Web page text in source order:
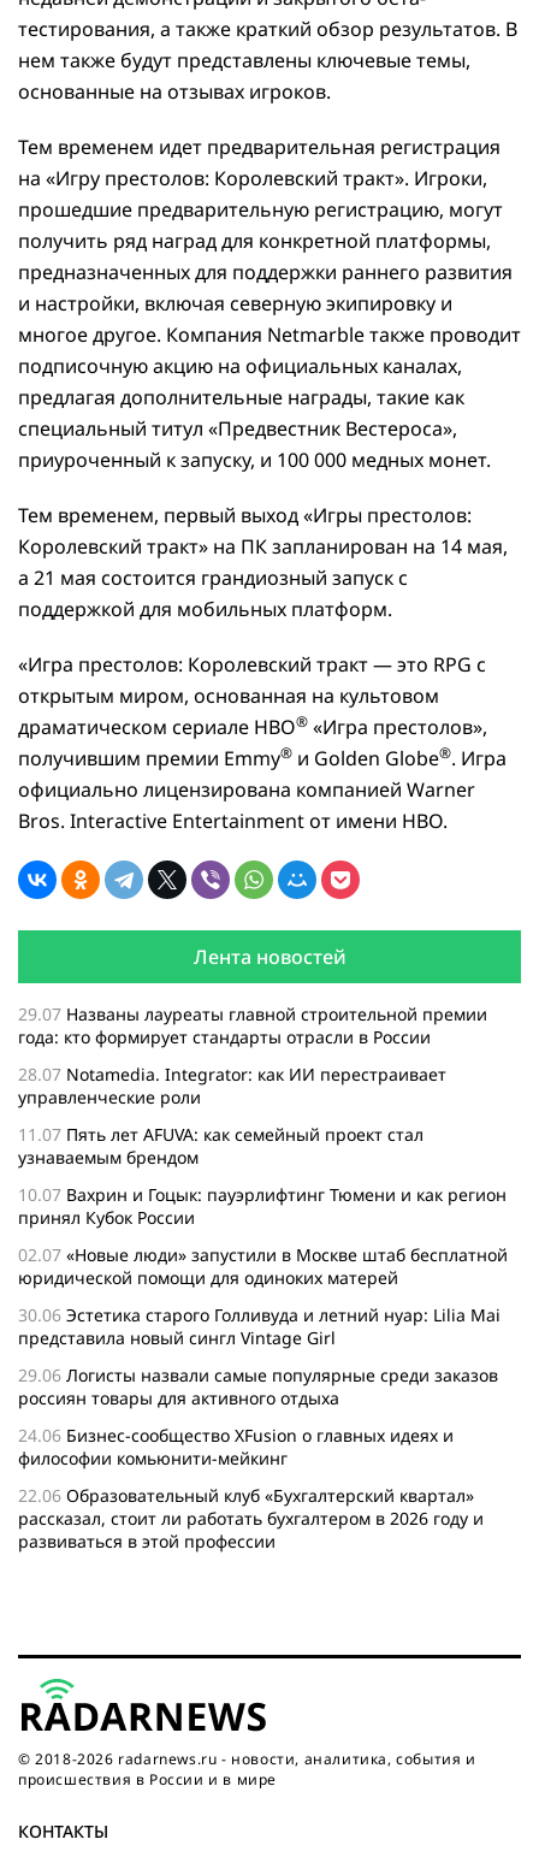
тестирования, а также краткий обзор результатов. В
нем также будут представлены ключевые темы,
основанные на отзывах игроков.
Тем временем идет предварительная регистрация
на «Игру престолов: Королевский тракт». Игроки,
прошедшие предварительную регистрацию, могут
получить ряд наград для конкретной платформы,
предназначенных для поддержки раннего развития
и настройки, включая северную экипировку и
многое другое. Компания Netmarble также проводит
подписочную акцию на официальных каналах,
предлагая дополнительные награды, такие как
специальный титул «Предвестник Вестероса»,
приуроченный к запуску, и 100 000 медных монет.
Тем временем, первый выход «Игры престолов:
Королевский тракт» на ПК запланирован на 14 мая,
а 21 мая состоится грандиозный запуск с
поддержкой для мобильных платформ.
«Игра престолов: Королевский тракт — это RPG с
открытым миром, основанная на культовом
драматическом сериале HBO® «Игра престолов»,
получившим премии Emmy® и Golden Globe®. Игра
официально лицензирована компанией Warner
Bros. Interactive Entertainment от имени HBO.
Лента новостей
29.07 Названы лауреаты главной строительной премии
года: кто формирует стандарты отрасли в России
28.07 Notamedia. Integrator: как ИИ перестраивает
управленческие роли
11.07 Пять лет AFUVA: как семейный проект стал
узнаваемым брендом
10.07 Вахрин и Гоцык: пауэрлифтинг Тюмени и как регион
принял Кубок России
02.07 «Новые люди» запустили в Москве штаб бесплатной
юридической помощи для одиноких матерей
30.06 Эстетика старого Голливуда и летний нуар: Lilia Mai
представила новый сингл Vintage Girl
29.06 Логисты назвали самые популярные среди заказов
россиян товары для активного отдыха
24.06 Бизнес-сообщество XFusion о главных идеях и
философии комьюнити-мейкинг
22.06 Образовательный клуб «Бухгалтерский квартал»
рассказал, стоит ли работать бухгалтером в 2026 году и
развиваться в этой профессии
бизнесу нужен ребрендинг для роста компании
26.05Инновационное десятилетие России: бизнес, власть
и общество формируют будущее
© 2018-2026 radarnews.ru - новости, аналитика, события и
происшествия в России и в мире
КОНТАКТЫ